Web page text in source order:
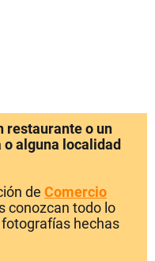
restaurante o un
alguna localidad
de Comercio
conozcan todo lo
hechas